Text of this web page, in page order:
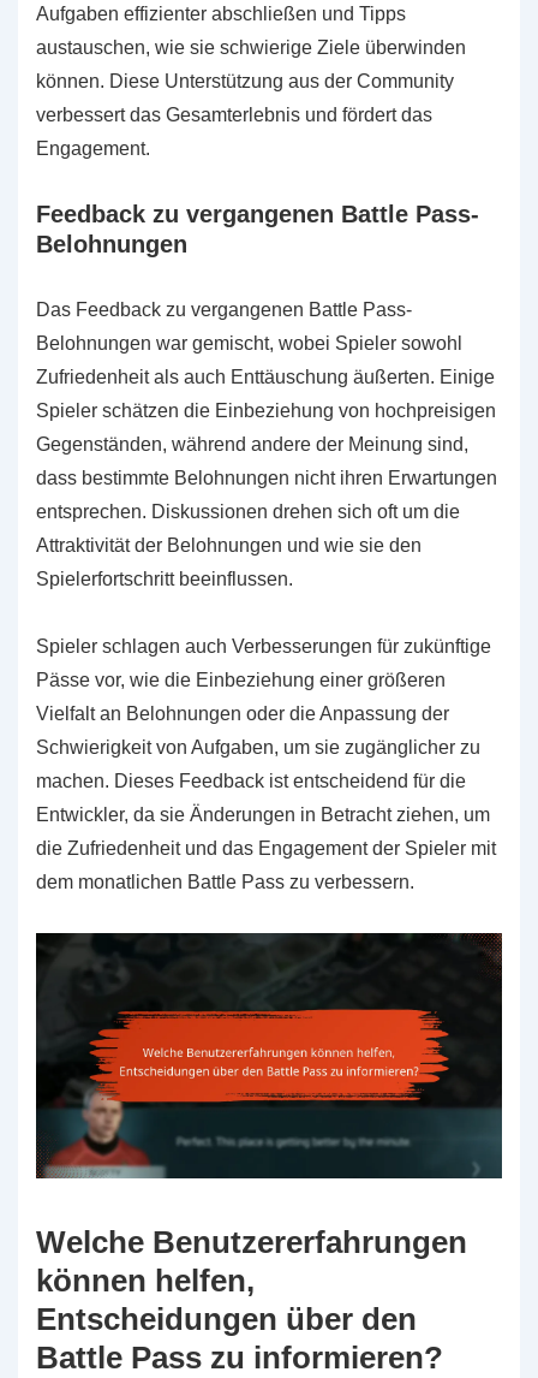
Aufgaben effizienter abschließen und Tipps
austauschen, wie sie schwierige Ziele überwinden
können. Diese Unterstützung aus der Community
verbessert das Gesamterlebnis und fördert das
Engagement.
Feedback zu vergangenen Battle Pass-
Belohnungen
Das Feedback zu vergangenen Battle Pass-
Belohnungen war gemischt, wobei Spieler sowohl
Zufriedenheit als auch Enttäuschung äußerten. Einige
Spieler schätzen die Einbeziehung von hochpreisigen
Gegenständen, während andere der Meinung sind,
dass bestimmte Belohnungen nicht ihren Erwartungen
entsprechen. Diskussionen drehen sich oft um die
Attraktivität der Belohnungen und wie sie den
Spielerfortschritt beeinflussen.
Spieler schlagen auch Verbesserungen für zukünftige
Pässe vor, wie die Einbeziehung einer größeren
Vielfalt an Belohnungen oder die Anpassung der
Schwierigkeit von Aufgaben, um sie zugänglicher zu
machen. Dieses Feedback ist entscheidend für die
Entwickler, da sie Änderungen in Betracht ziehen, um
die Zufriedenheit und das Engagement der Spieler mit
dem monatlichen Battle Pass zu verbessern.
Welche Benutzererfahrungen
können helfen,
Entscheidungen über den
Battle Pass zu informieren?